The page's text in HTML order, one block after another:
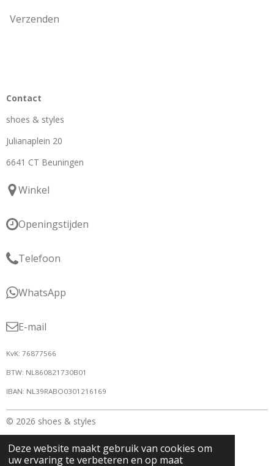
Deze website maakt gebruik van cookies om
uw ervaring te verbeteren en op maat
Verzenden
Contact
shoes & styles
Julianaplein 20
6641 CT Beuningen
Winkel
Openingstijden
Telefoon
WhatsApp
E-mail
KvK: 76877566
BTW: NL860821730B01
IBAN: NL39RABO0301216169
© 2026 shoes & styles